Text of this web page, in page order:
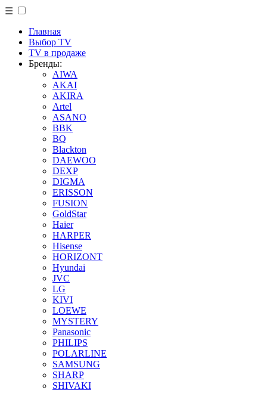
☰
Главная
Выбор TV
TV в продаже
Бренды:
AIWA
AKAI
AKIRA
Artel
ASANO
BBK
BQ
Blackton
DAEWOO
DEXP
DIGMA
ERISSON
FUSION
GoldStar
Haier
HARPER
Hisense
HORIZONT
Hyundai
JVC
LG
KIVI
LOEWE
MYSTERY
Panasonic
PHILIPS
POLARLINE
SAMSUNG
SHARP
SHIVAKI